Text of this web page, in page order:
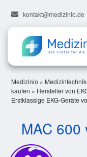
kontakt@medizinio.de
Medizinio » Medizintechnik
kaufen » Hersteller von
Erstklassige EKG-Geräte
MAC 600